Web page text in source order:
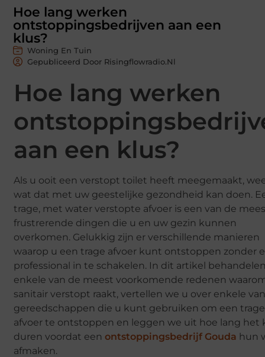
Hoe lang werken
ontstoppingsbedrijven aan een
klus?
Woning En Tuin
Gepubliceerd Door Risingflowradio.nl
Hoe lang werken
aan een klus?
Als u ooit een verstopt toilet heeft meegemaakt,
wat dat met uw geestelijke gezondheid kan doen.
trage, met water verstopte afvoer is een van de
frustrerende dingen die u en uw gezin kunnen
overkomen. Gelukkig zijn er verschillende manieren
waarop u een trage afvoer kunt ontstoppen zonder
professional in te schakelen. In dit artikel
enkele van de meest voorkomende redenen
sanitair verstopt raakt, vertellen we u over enkele
gereedschappen die u kunt gebruiken om een trage
afvoer te ontstoppen en leggen we uit hoe lang het
duren voordat eenontstoppingsbedrijf Gouda hun
afmaken.